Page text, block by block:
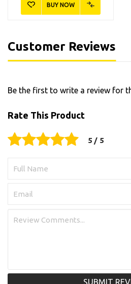
BUY NOW
Customer Reviews
Be the first to write a review for
Rate This Product
SUBMIT